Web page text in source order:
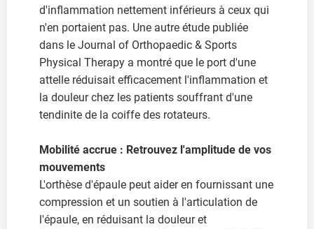
d'inflammation nettement inférieurs à ceux qui
n'en portaient pas. Une autre étude publiée
dans le Journal of Orthopaedic & Sports
Physical Therapy a montré que le port d'une
attelle réduisait efficacement l'inflammation et
la douleur chez les patients souffrant d'une
tendinite de la coiffe des rotateurs.
Mobilité accrue : Retrouvez l'amplitude de vos
mouvements
L'orthèse d'épaule peut aider en fournissant une
compression et un soutien à l'articulation de
l'épaule, en réduisant la douleur et